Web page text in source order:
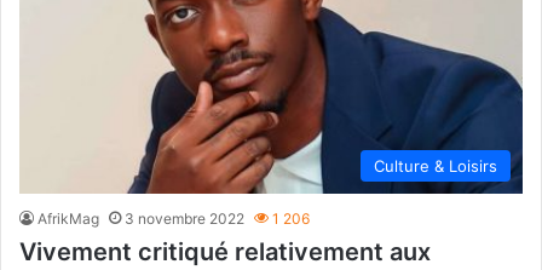
Culture & Loisirs
AfrikMag 3 novembre 2022 1 206
Vivement critiqué relativement aux